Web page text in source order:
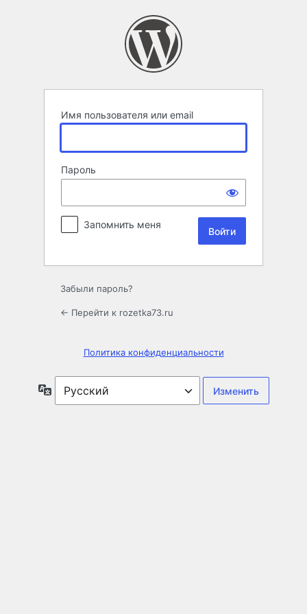
Имя пользователя или email
Пароль
Запомнить меня
Забыли пароль?
← Перейти к rozetka73.ru
Политика конфиденциальности
Язык